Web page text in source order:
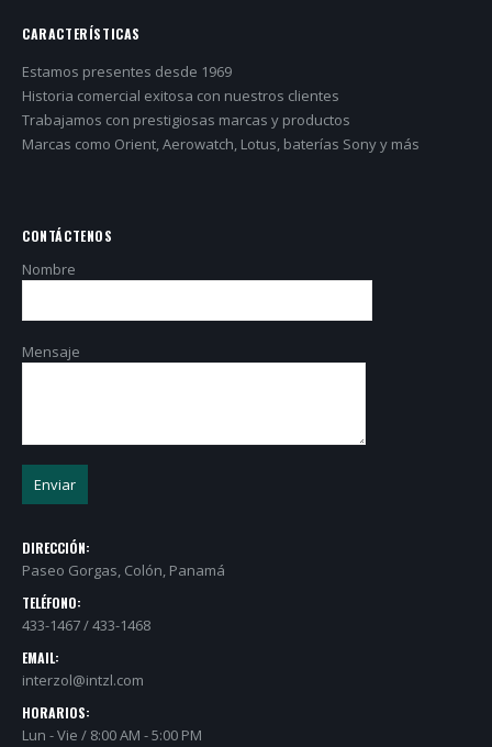
CARACTERÍSTICAS
Estamos presentes desde 1969
Historia comercial exitosa con nuestros clientes
Trabajamos con prestigiosas marcas y productos
Marcas como Orient, Aerowatch, Lotus, baterías Sony y más
CONTÁCTENOS
Nombre
Mensaje
DIRECCIÓN:
Paseo Gorgas, Colón, Panamá
TELÉFONO:
433-1467 / 433-1468
EMAIL:
interzol@intzl.com
HORARIOS:
Lun - Vie / 8:00 AM - 5:00 PM